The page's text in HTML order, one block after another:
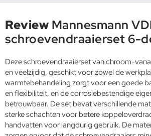
Review Mannesmann
schroevendraaierset 6-
Deze schroevendraaierset van chroom-
en veelzijdig, geschikt voor zowel de
warmtebehandeling zorgt voor een goede
en flexibiliteit, en de corrosiebestendige
betrouwbaar. De set bevat verschillende
sterke schachten voor betere
handvatten voor langdurig gebruik. De